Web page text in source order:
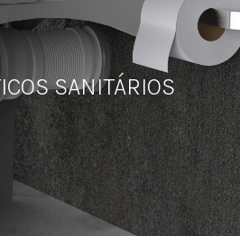
SANITÁRIOS